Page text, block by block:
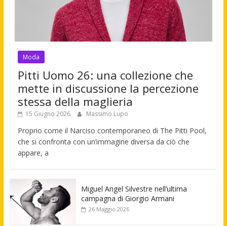
Moda
Pitti Uomo 26: una collezione che
mette in discussione la percezione
stessa della maglieria
15 Giugno 2026 Massimo Lupo
Proprio come il Narciso contemporaneo di The Pitti Pool,
che si confronta con un’immagine diversa da ciò che
appare, a
Miguel Angel Silvestre nell’ultima
campagna di Giorgio Armani
26 Maggio 2026